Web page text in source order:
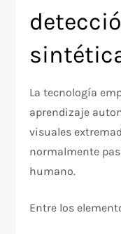
La tecnología
aprendizaje
visuales
normalmente
humano.
Entre los